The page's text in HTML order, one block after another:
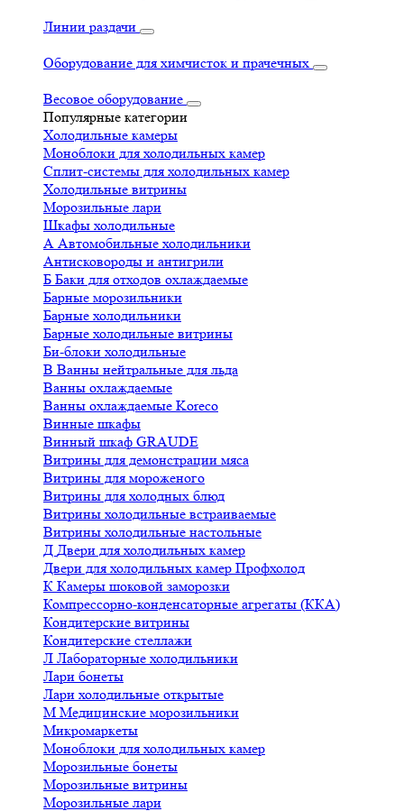
Линии раздачи
Оборудование для химчисток и прачечных
Весовое оборудование
Популярные категории
Холодильные камеры
Моноблоки для холодильных камер
Сплит-системы для холодильных камер
Холодильные витрины
Морозильные лари
Шкафы холодильные
А Автомобильные холодильники
Антисковороды и антигрили
Б Баки для отходов охлаждаемые
Барные морозильники
Барные холодильники
Барные холодильные витрины
Би-блоки холодильные
В Ванны нейтральные для льда
Ванны охлаждаемые
Ванны охлаждаемые Koreco
Винные шкафы
Винный шкаф GRAUDE
Витрины для демонстрации мяса
Витрины для мороженого
Витрины для холодных блюд
Витрины холодильные встраиваемые
Витрины холодильные настольные
Д Двери для холодильных камер
Двери для холодильных камер Профхолод
К Камеры шоковой заморозки
Компрессорно-конденсаторные агрегаты (ККА)
Кондитерские витрины
Кондитерские стеллажи
Л Лабораторные холодильники
Лари бонеты
Лари холодильные открытые
М Медицинские морозильники
Микромаркеты
Моноблоки для холодильных камер
Морозильные бонеты
Морозильные витрины
Морозильные лари